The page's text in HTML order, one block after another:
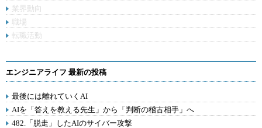
業界動向
職場
転職活動
エンジニアライフ 最新の投稿
最後には離れていくAI
AIを「答えを教える先生」から「判断の稽古相手」へ
482.「脱走」したAIのサイバー攻撃